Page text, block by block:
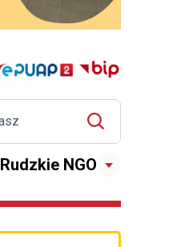
Rudzkie NGO